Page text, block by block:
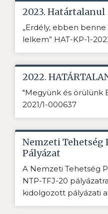
2023. Határtalanul
„Erdély, ebben
lelkem” HAT-KP-1-
2022.
"Megyünk és örülünk
2021/1-000637
Nemzeti Tehetség
Pályázat
A Nemzeti Tehetség
NTP-TFJ-20
kidolgozott pályázati